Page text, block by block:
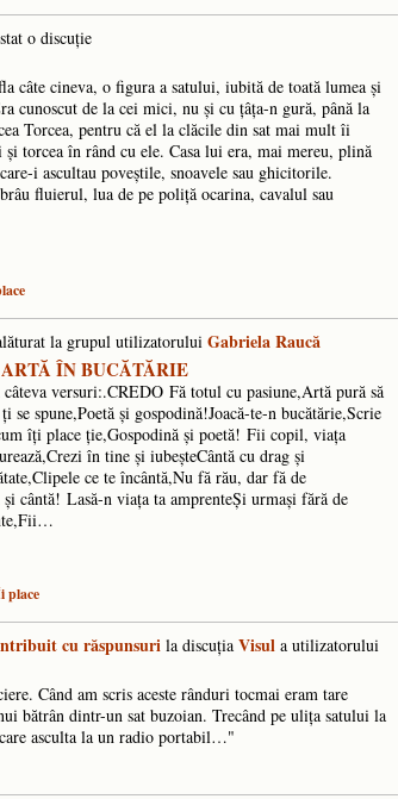
o discuţie
câte cineva, o figura a satului, iubită de toată lumea și
cunoscut de la cei mici, nu și cu țâța-n gură, până la
Torcea, pentru că el la clăcile din sat mai mult îi
și torcea în rând cu ele. Casa lui era, mai mereu, plină
i ascultau poveștile, snoavele sau ghicitorile.
fluierul, lua de pe poliță ocarina, cavalul sau
la grupul utilizatorului Gabriela Raucă
ARTĂ ÎN BUCĂTĂRIE
versuri:.CREDO Fă totul cu pasiune,Artă pură să
se spune,Poetă și gospodină!Joacă-te-n bucătărie,Scrie
îți place ție,Gospodină și poetă! Fii copil, viața
în tine și iubeșteCântă cu drag și
ce te încântă,Nu fă rău, dar fă de
și cântă! Lasă-n viața ta amprenteȘi urmași fără de
place
cu răspunsuri la discuţia Visul a utilizatorului
Când am scris aceste rânduri tocmai eram tare
bătrân dintr-un sat buzoian. Trecând pe ulița satului la
asculta la un radio portabil…"